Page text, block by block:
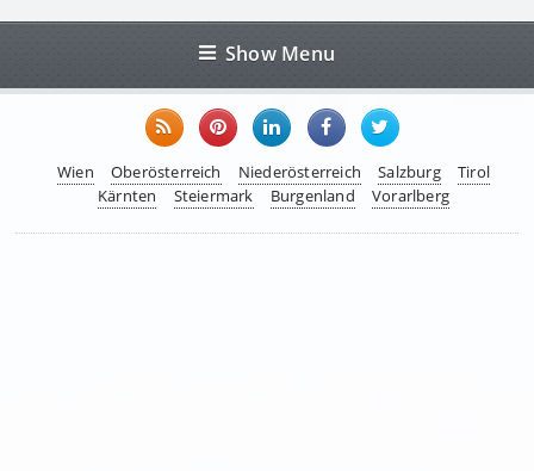
Show Menu
Wien Oberösterreich Niederösterreich Salzburg
Tirol
Kärnten
Steiermark Burgenland Vorarlberg